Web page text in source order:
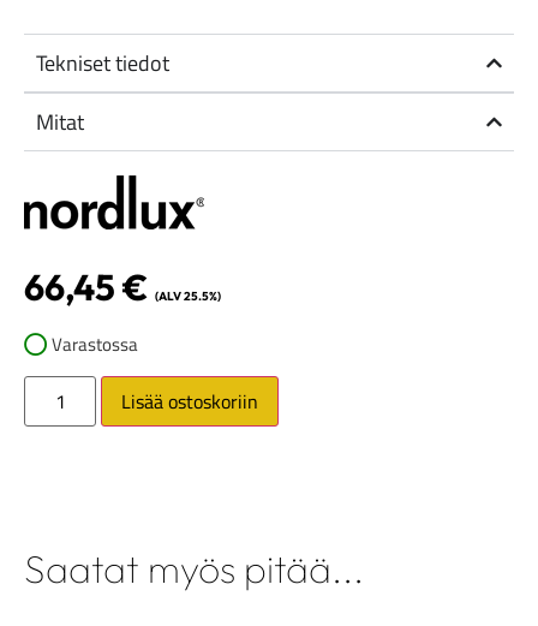
Tekniset tiedot
Mitat
66,45€ (ALV 25.5%)
Varastossa
Lisää ostoskoriin
Saatat myös pitää...